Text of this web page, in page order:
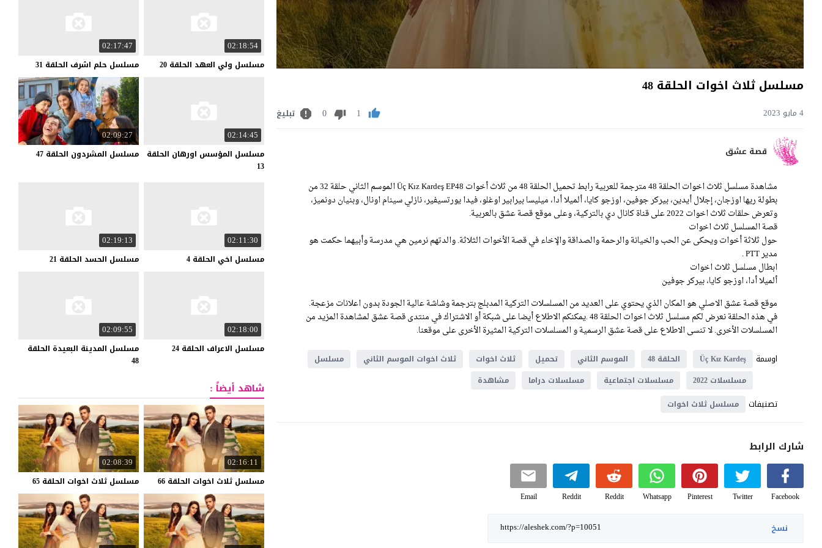
مسلسل ثلاث اخوات الحلقة 48
4 مايو 2023 1
0 تبليغ
قصة عشق
مشاهدة مسلسل ثلاث اخوات الحلقة 48 مترجمة للعربية رابط تحميل الحلقة 48 من ثلاث أخوات Üç Kız Kardeş EP48 الموسم الثاني حلقة 32 من
بطولة ريها اوزجان، إجلال أيدين، بيركر جوفين، اوزجو كايا، ألميلا أدا، ميليسا بيرابير اوغلو، فيدا يورتسيفير، نازلي سينام اونال، وبنيان دونميز،
وتعرض حلقات ثلاث اخوات 2022 على قناة كانال دي بالتركية، وعلى موقع قصة عشق بالعربية.
قصة المسلسل ثلاث اخوات
حول ثلاثة أخوات ويحكى عن الحب والخيانة والرحمة والصداقة والإخاء في قصة الأخوات الثلاثة. والدتهم نرمين هي مدرسة وأبيهما حكمت هو
مدير PTT .
ابطال مسلسل ثلاث اخوات
ألميلا أدا، اوزجو كايا، بيركر جوفين
موقع قصة عشق الاصلي هو المكان الذي يحتوي على العديد من المسلسلات التركية المدبلج بترجمة وشاشة عالية الجودة بدون اعلانات مزعجة.
في هذه الحلقة نعرض لكم مسلسل ثلاث اخوات الحلقة 48 .يمكنكم الاطلاع أيضا على شبكة أو الاشتراك في منتدى قصة عشق لمشاهدة المزيد من
المسلسلات الأخرى. لا تنسى الاطلاع على قصة عشق الرسمية و المسلسلات التركية المثيرة الأخرى على موقعنا.
اوسمة
Üç Kız Kardeş الحلقة 48 الموسم الثاني تحميل ثلاث اخوات ثلاث اخوات الموسم الثاني
مسلسل
مسلسلات 2022
مسلسلات اجتماعية مسلسلات دراما مشاهدة
تصنيفات مسلسل ثلاث اخوات
شارك الرابط
Facebook
Twitter
Pinterest
Whatsapp
Reddit
Reddit
Email
نسخ
02:18:54
مسلسل ولي العهد الحلقة 20
02:17:47
مسلسل حلم اشرف الحلقة 31
02:14:45
مسلسل المؤسس اورهان الحلقة
13
02:09:27
مسلسل المشردون الحلقة 47
02:11:30
مسلسل اخي الحلقة 4
02:19:13
مسلسل الحسد الحلقة 21
02:18:00
مسلسل الاعراف الحلقة 24
02:09:55
مسلسل المدينة البعيدة الحلقة
48
شاهد أيضاً :
02:16:11
مسلسل ثلاث اخوات الحلقة 66
02:08:39
مسلسل ثلاث اخوات الحلقة 65